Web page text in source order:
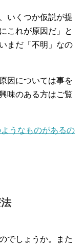
いくつか仮説が提
これが原因だ」と
まだ「不明」なの
因については事を
味のある方はご覧
うなものがあるの
でしょうか。また